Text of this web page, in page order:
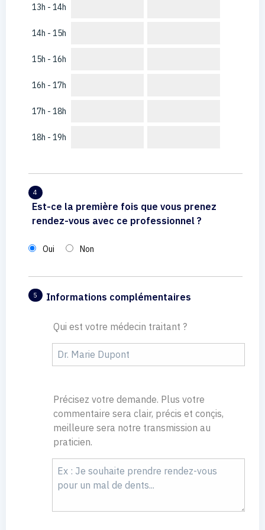
13h - 14h
14h - 15h
15h - 16h
16h - 17h
17h - 18h
18h - 19h
4
Est-ce la première fois que vous prenez
rendez-vous avec ce professionnel ?
Oui Non
5 Informations complémentaires
Qui est votre médecin traitant ?
Précisez votre demande. Plus votre
commentaire sera clair, précis et conçis,
meilleure sera notre transmission au
praticien.